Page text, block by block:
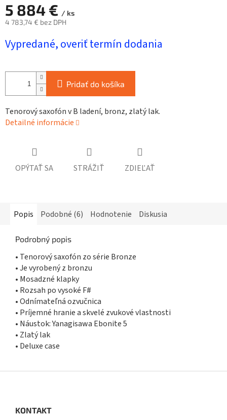
5 884 € / ks
4 783,74 € bez DPH
cena:
Vypredané, overiť termín dodania
Pridať do košíka
Tenorový saxofón v B ladení, bronz, zlatý lak.
Detailné informácie
OPÝTAŤ SA STRÁŽIŤ ZDIEĽAŤ
Popis Podobné (6) Hodnotenie Diskusia
Podrobný popis
• Tenorový saxofón zo série Bronze
• Je vyrobený z bronzu
• Mosadzné klapky
• Rozsah po vysoké F#
• Odnímateľná ozvučnica
• Príjemné hranie a skvelé zvukové vlastnosti
• Náustok: Yanagisawa Ebonite 5
• Zlatý lak
• Deluxe case
KONTAKT